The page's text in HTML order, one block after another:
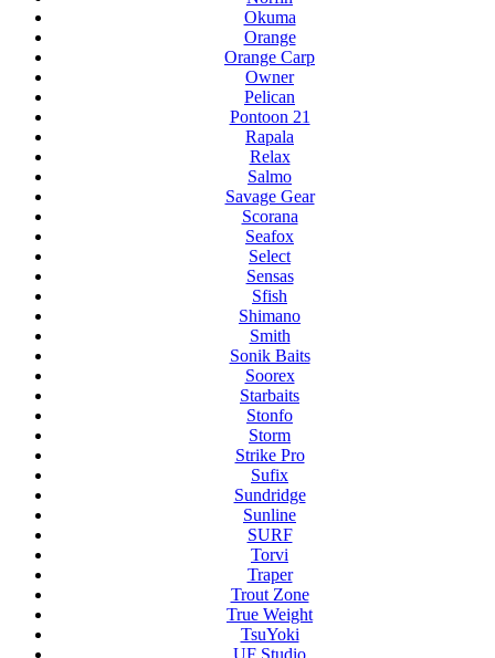
Okuma
Orange
Orange Carp
Owner
Pelican
Pontoon 21
Rapala
Relax
Salmo
Savage Gear
Scorana
Seafox
Select
Sensas
Sfish
Shimano
Smith
Sonik Baits
Soorex
Starbaits
Stonfo
Storm
Strike Pro
Sufix
Sundridge
Sunline
SURF
Torvi
Traper
Trout Zone
True Weight
TsuYoki